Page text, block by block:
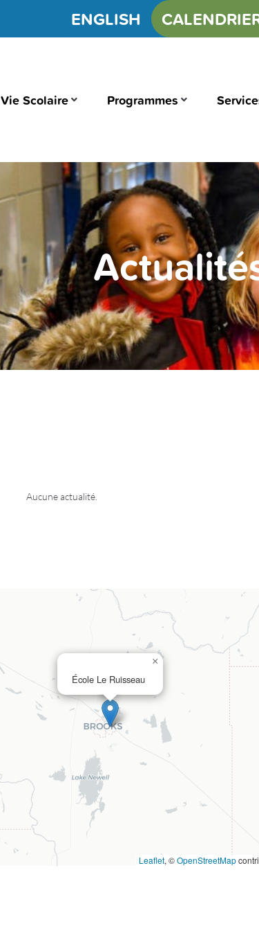
ENGLISH
Vie Scolaire Programmes
Aucune actualité.
École Le Ruisseau
×
Leaflet, ©OpenStreetMap